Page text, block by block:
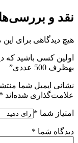
نقد و بررسی‌ها
هیچ دیدگاهی برای
اولین کسی باشید که
بهظرف 500 عددی”
نشانی ایمیل شما
علامت‌گذاری شده‌اند *
امتیاز شما *
دیدگاه شما *